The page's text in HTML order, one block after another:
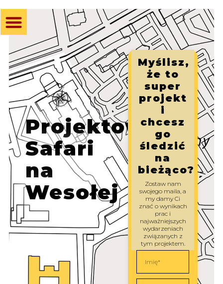
Projektowe
Safari
na
Wesołej
Myślisz,
że to
super
projekt
i
chcesz
go
śledzić
na
bieżąco?
Zostaw nam
swojego maila, a
my damy Ci
znać o wynikach
prac i
najważniejszych
wydarzeniach
związanych z
tym projektem.